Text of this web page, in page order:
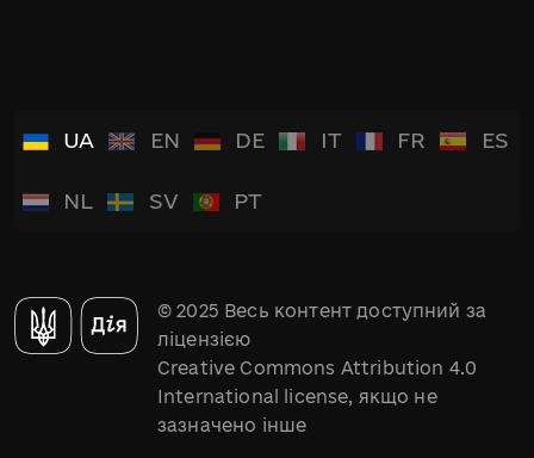
UA EN DE IT FR ES
NL SV PT
© 2025 Весь контент доступний за
ліцензією
Creative Commons Attribution 4.0
International license, якщо не
зазначено інше